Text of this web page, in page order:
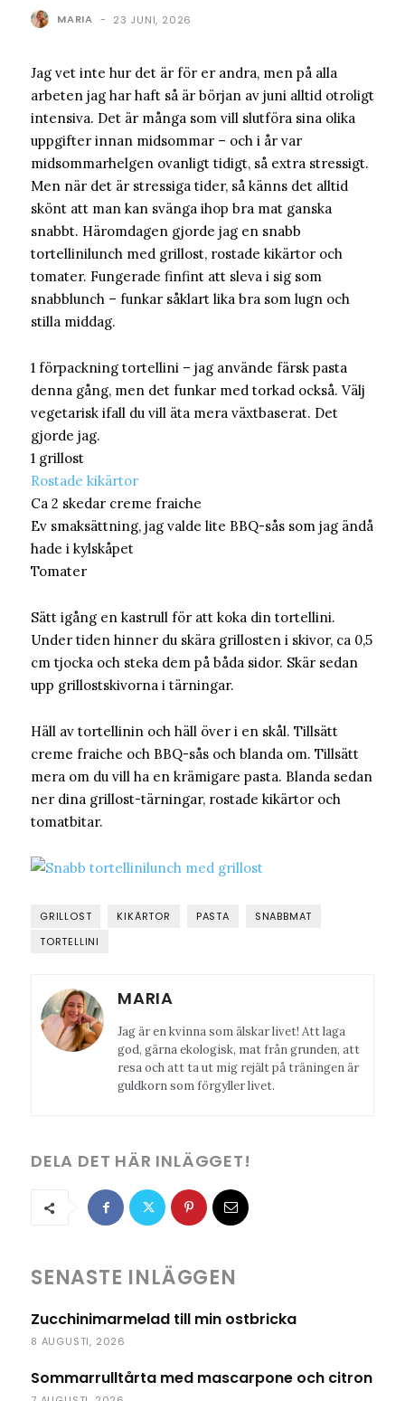
MARIA - 23 JUNI, 2026
Jag vet inte hur det är för er andra, men på alla
arbeten jag har haft så är början av juni alltid otroligt
intensiva. Det är många som vill slutföra sina olika
uppgifter innan midsommar – och i år var
midsommarhelgen ovanligt tidigt, så extra stressigt.
Men när det är stressiga tider, så känns det alltid
skönt att man kan svänga ihop bra mat ganska
snabbt. Häromdagen gjorde jag en snabb
tortellinilunch med grillost, rostade kikärtor och
tomater. Fungerade finfint att sleva i sig som
snabblunch – funkar såklart lika bra som lugn och
stilla middag.
1 förpackning tortellini – jag använde färsk pasta
denna gång, men det funkar med torkad också. Välj
vegetarisk ifall du vill äta mera växtbaserat. Det
gjorde jag.
1 grillost
Rostade kikärtor
Ca 2 skedar creme fraiche
Ev smaksättning, jag valde lite BBQ-sås som jag ändå
hade i kylskåpet
Tomater
Sätt igång en kastrull för att koka din tortellini.
Under tiden hinner du skära grillosten i skivor, ca 0,5
cm tjocka och steka dem på båda sidor. Skär sedan
upp grillostskivorna i tärningar.
Häll av tortellinin och häll över i en skål. Tillsätt
creme fraiche och BBQ-sås och blanda om. Tillsätt
mera om du vill ha en krämigare pasta. Blanda sedan
ner dina grillost-tärningar, rostade kikärtor och
tomatbitar.
GRILLOST KIKÄRTOR PASTA
SNABBMAT
TORTELLINI
MARIA
Jag är en kvinna som älskar livet! Att laga
god, gärna ekologisk, mat från grunden, att
resa och att ta ut mig rejält på träningen är
guldkorn som förgyller livet.
DELA DET HÄR INLÄGGET!
SENASTE INLÄGGEN
Zucchinimarmelad till min ostbricka
8 AUGUSTI, 2026
Sommarrulltårta med mascarpone och citron